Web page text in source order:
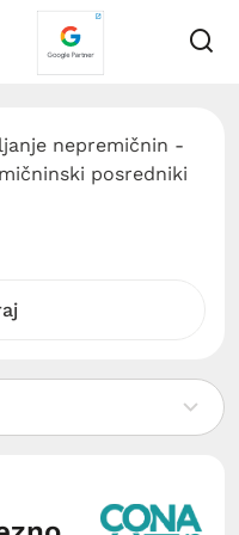
nepremičnin -
posredniki